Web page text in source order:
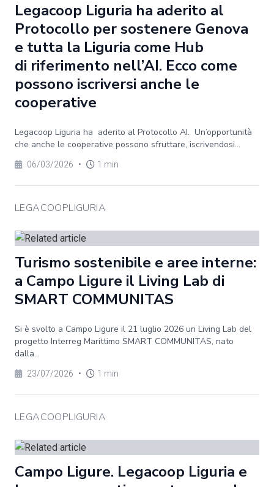
Legacoop Liguria ha aderito al
Protocollo per sostenere Genova
e tutta la Liguria come Hub
di riferimento nell’AI. Ecco come
possono iscriversi anche le
cooperative
Legacoop Liguria ha aderito al Protocollo AI. Un’opportunità
che anche le cooperative possono sfruttare, iscrivendosi...
06/03/2026 • 1 min
LEGACOOPLIGURIA
Turismo sostenibile e aree interne:
a Campo Ligure il Living Lab di
SMART COMMUNITAS
Si è svolto a Campo Ligure il 21 luglio 2026 un Living Lab del
progetto Interreg Marittimo SMART COMMUNITAS, nato
dalla...
23/07/2026 • 1 min
LEGACOOPLIGURIA
Campo Ligure. Legacoop Liguria e